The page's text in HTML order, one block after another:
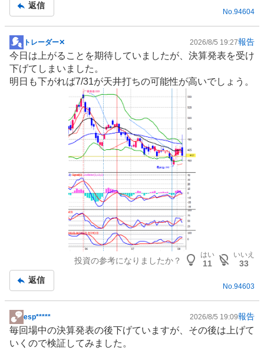
返信
No.94604
掲
示
板
記
トレーダー✕ 2026/8/5 19:27報告
今日は上がることを期待していましたが、決算発表を受け
下げてしまいました。
明日も下がれば7/31が天井打ちの可能性が高いでしょう。
投資の参考になりましたか？
はい
11
いいえ
33
返信
No. 94603
掲
示
板
esp***** 2026/8/5 19:09報告
毎回場中の決算発表の後下げていますが、その後は上げて
いくので検証してみました。